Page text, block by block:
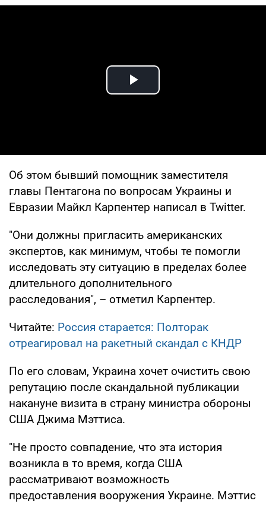
Play Video
Об этом бывший помощник заместителя
главы Пентагона по вопросам Украины и
Евразии Майкл Карпентер написал в Twitter.
"Они должны пригласить американских
экспертов, как минимум, чтобы те помогли
исследовать эту ситуацию в пределах более
длительного дополнительного
расследования", – отметил Карпентер.
Читайте: Россия старается: Полторак
отреагировал на ракетный скандал с КНДР
По его словам, Украина хочет очистить свою
репутацию после скандальной публикации
накануне визита в страну министра обороны
США Джима Мэттиса.
"Не просто совпадение, что эта история
возникла в то время, когда США
рассматривают возможность
предоставления вооружения Украине. Мэттис